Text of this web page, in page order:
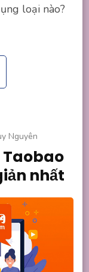
loại nào?
Nguyên
nhất